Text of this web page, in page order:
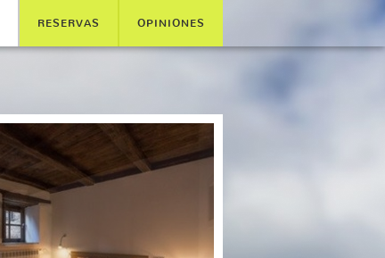
RESERVAS OPINIONES